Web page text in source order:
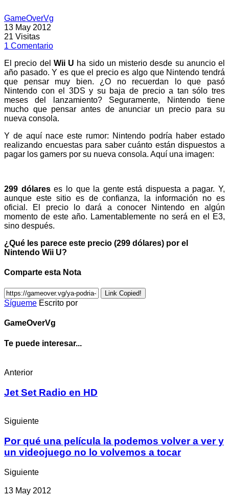
GameOverVg
13 May 2012
21 Visitas
1 Comentario
El precio del Wii U ha sido un misterio desde su anuncio el
año pasado. Y es que el precio es algo que Nintendo tendrá
que pensar muy bien. ¿O no recuerdan lo que pasó
Nintendo con el 3DS y su baja de precio a tan sólo tres
meses del lanzamiento? Seguramente, Nintendo tiene
mucho que pensar antes de anunciar un precio para su
nueva consola.
Y de aquí nace este rumor: Nintendo podría haber estado
realizando encuestas para saber cuánto están dispuestos a
pagar los gamers por su nueva consola. Aquí una imagen:
299 dólareses lo que la gente está dispuesta a pagar. Y,
aunque este sitio es de confianza, la información no es
oficial. El precio lo dará a conocer Nintendo en algún
momento de este año. Lamentablemente no será en el E3,
sino después.
¿Qué les parece este precio (299 dólares) por el
Nintendo Wii U?
Comparte esta Nota
Link Copied!
Sígueme Escrito por
GameOverVg
Te puede interesar...
Anterior
Jet Set Radio en HD
Siguiente
Por qué una película la podemos volver a ver y
un videojuego no lo volvemos a tocar
Siguiente
13 May 2012